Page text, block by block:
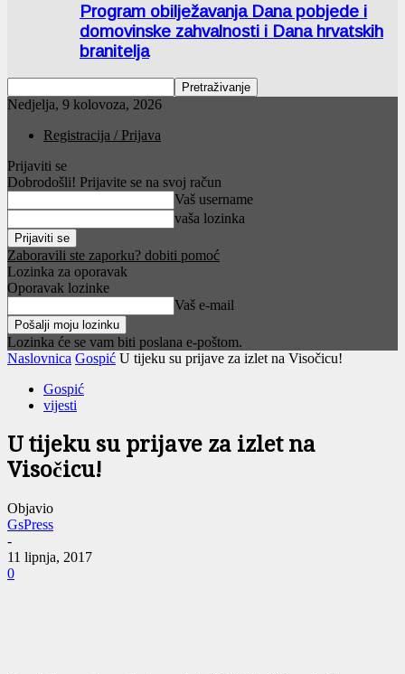
Program obilježavanja Dana pobjede i
domovinske zahvalnosti i Dana hrvatskih
branitelja
Nedjelja, 9 kolovoza, 2026
Registracija / Prijava
Prijaviti se
Dobrodošli! Prijavite se na svoj račun
Vaš username
vaša lozinka
Zaboravili ste zaporku? dobiti pomoć
Lozinka za oporavak
Oporavak lozinke
Vaš e-mail
Lozinka će se vam biti poslana e-poštom.
Naslovnica Gospić U tijeku su prijave za izlet na Visočicu!
Gospić
vijesti
U tijeku su prijave za izlet na
Visočicu!
Objavio
GsPress
-
11 lipnja, 2017
0